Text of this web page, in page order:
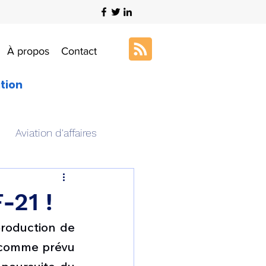
À propos Contact
Aviation d'affaires
Art & Aviation
aéronautique
21 !
de
prévu